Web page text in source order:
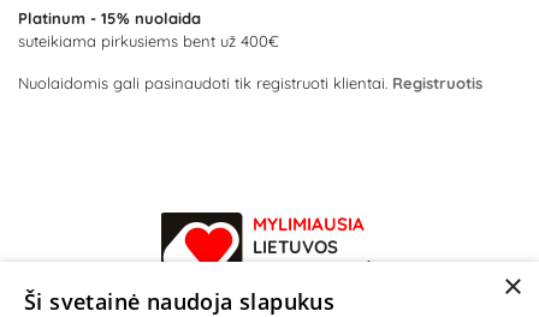
Platinum - 15% nuolaida
suteikiama pirkusiems bent už 400€
Nuolaidomis gali pasinaudoti tik registruoti klientai. Registruotis
MYLIMIAUSIA
LIETUVOS
ELEKTRONINĖ
PARDUOTUVĖ
×
Ši svetainė naudoja slapukus